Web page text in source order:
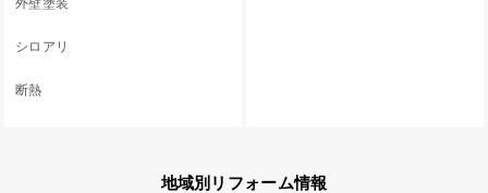
外壁塗装
シロアリ
断熱
地域別リフォーム情報